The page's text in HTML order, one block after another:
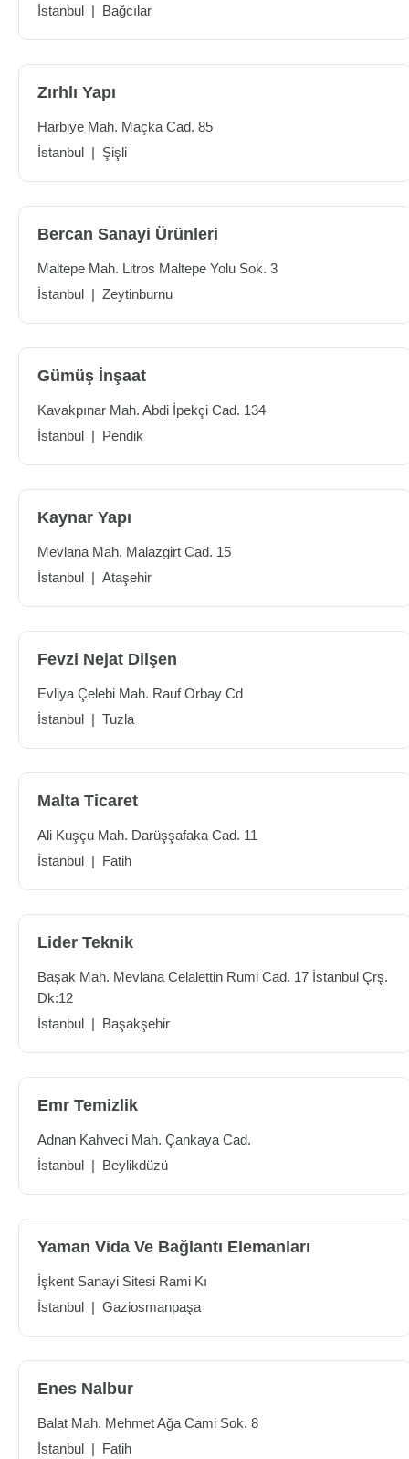
İstanbul | Bağcılar
Zırhlı Yapı
Harbiye Mah. Maçka Cad. 85
İstanbul | Şişli
Bercan Sanayi Ürünleri
Maltepe Mah. Litros Maltepe Yolu Sok. 3
İstanbul | Zeytinburnu
Gümüş İnşaat
Kavakpınar Mah. Abdi İpekçi Cad. 134
İstanbul | Pendik
Kaynar Yapı
Mevlana Mah. Malazgirt Cad. 15
İstanbul | Ataşehir
Fevzi Nejat Dilşen
Evliya Çelebi Mah. Rauf Orbay Cd
İstanbul | Tuzla
Malta Ticaret
Ali Kuşçu Mah. Darüşşafaka Cad. 11
İstanbul | Fatih
Lider Teknik
Başak Mah. Mevlana Celalettin Rumi Cad. 17 İstanbul Çrş.
Dk:12
İstanbul | Başakşehir
Emr Temizlik
Adnan Kahveci Mah. Çankaya Cad.
İstanbul | Beylikdüzü
Yaman Vida Ve Bağlantı Elemanları
İşkent Sanayi Sitesi Rami Kı
İstanbul | Gaziosmanpaşa
Enes Nalbur
Balat Mah. Mehmet Ağa Cami Sok. 8
İstanbul | Fatih